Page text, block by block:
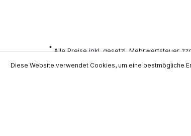
*Alle Preise inkl. gesetzl. Mehrwertsteuer
Copyright © 2000 - 2026
Diese Website verwendet Cookies, um eine bestmögliche